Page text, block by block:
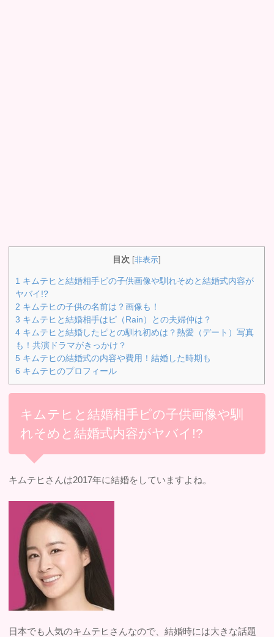
目次 [非表示]
1 キムテヒと結婚相手ピの子供画像や馴れそめと結婚式内容が
ヤバイ!?
2 キムテヒの子供の名前は？画像も！
3 キムテヒと結婚相手はピ（Rain）との夫婦仲は？
4 キムテヒと結婚したピとの馴れ初めは？熱愛（デート）写真
も！共演ドラマがきっかけ？
5 キムテヒの結婚式の内容や費用！結婚した時期も
6 キムテヒのプロフィール
キムテヒと結婚相手ピの子供画像や馴
れそめと結婚式内容がヤバイ!?
キムテヒさんは2017年に結婚をしていますよね。
日本でも人気のキムテヒさんなので、結婚時には大きな話題